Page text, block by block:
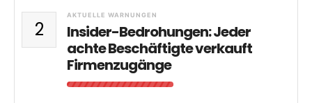
2
AKTUELLE WARNUNGEN
Insider-Bedrohungen: Jeder
achte Beschäftigte verkauft
Firmenzugänge